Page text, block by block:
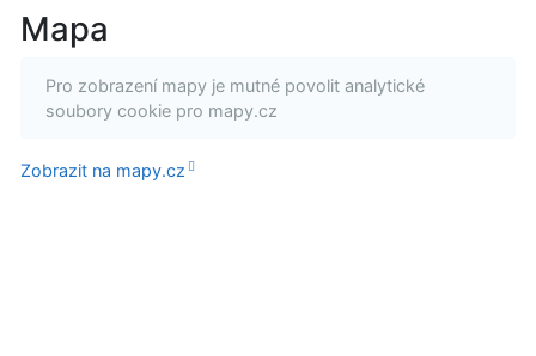
Mapa
Pro zobrazení mapy je mutné povolit analytické
soubory cookie pro mapy.cz
Zobrazit na mapy.cz